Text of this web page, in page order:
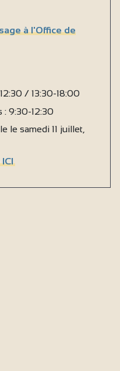
à l'Office de
/ 13:30-18:00
: 9:30-12:30
le samedi 11 juillet,